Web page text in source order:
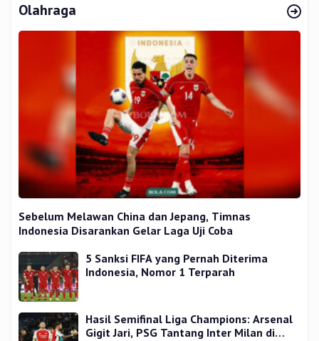
Olahraga
Sebelum Melawan China dan Jepang, Timnas
Indonesia Disarankan Gelar Laga Uji Coba
5 Sanksi FIFA yang Pernah Diterima
Indonesia, Nomor 1 Terparah
Hasil Semifinal Liga Champions: Arsenal
Gigit Jari, PSG Tantang Inter Milan di